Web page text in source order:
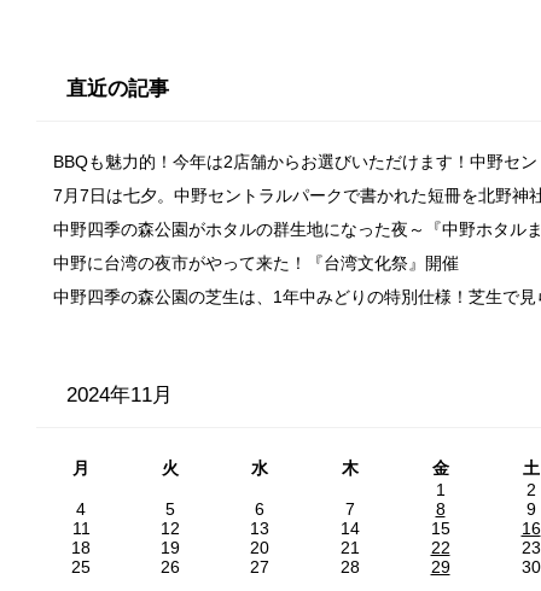
直近の記事
BBQも魅力的！今年は2店舗からお選びいただけます！中野セ
7月7日は七夕。中野セントラルパークで書かれた短冊を北野神
中野四季の森公園がホタルの群生地になった夜～『中野ホタル
中野に台湾の夜市がやって来た！『台湾文化祭』開催
中野四季の森公園の芝生は、1年中みどりの特別仕様！芝生で
2024年11月
月 火 水 木 金
土
1
2
4
5 6 7 8
9
11
12 13 14 15
16
18
19 20 21 22
23
25
26 27 28 29 30